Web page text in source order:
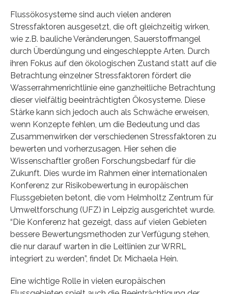
Flussökosysteme sind auch vielen anderen
Stressfaktoren ausgesetzt, die oft gleichzeitig wirken,
wie z.B. bauliche Veränderungen, Sauerstoffmangel
durch Überdüngung und eingeschleppte Arten. Durch
ihren Fokus auf den ökologischen Zustand statt auf die
Betrachtung einzelner Stressfaktoren fördert die
Wasserrahmenrichtlinie eine ganzheitliche Betrachtung
dieser vielfältig beeinträchtigten Ökosysteme. Diese
Stärke kann sich jedoch auch als Schwäche erweisen,
wenn Konzepte fehlen, um die Bedeutung und das
Zusammenwirken der verschiedenen Stressfaktoren zu
bewerten und vorherzusagen. Hier sehen die
Wissenschaftler großen Forschungsbedarf für die
Zukunft. Dies wurde im Rahmen einer internationalen
Konferenz zur Risikobewertung in europäischen
Flussgebieten betont, die vom Helmholtz Zentrum für
Umweltforschung (UFZ) in Leipzig ausgerichtet wurde.
“Die Konferenz hat gezeigt, dass auf vielen Gebieten
bessere Bewertungsmethoden zur Verfügung stehen,
die nur darauf warten in die Leitlinien zur WRRL
integriert zu werden”, findet Dr. Michaela Hein.
Eine wichtige Rolle in vielen europäischen